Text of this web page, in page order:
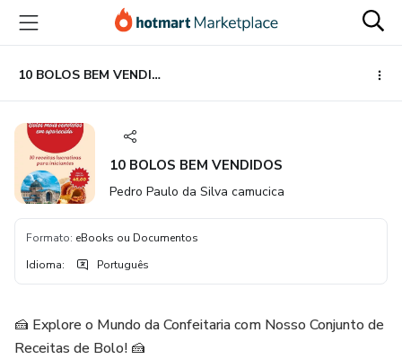
para
conteúdo
principal
para
pagamento
para
rodapé
10 BOLOS BEM VENDIDOS
10 BOLOS BEM VENDIDOS
Pedro Paulo da Silva camucica
Formato: eBooks ou Documentos
Idioma: Português
🍰 Explore o Mundo da Confeitaria com Nosso Conjunto de
Receitas de Bolo! 🍰